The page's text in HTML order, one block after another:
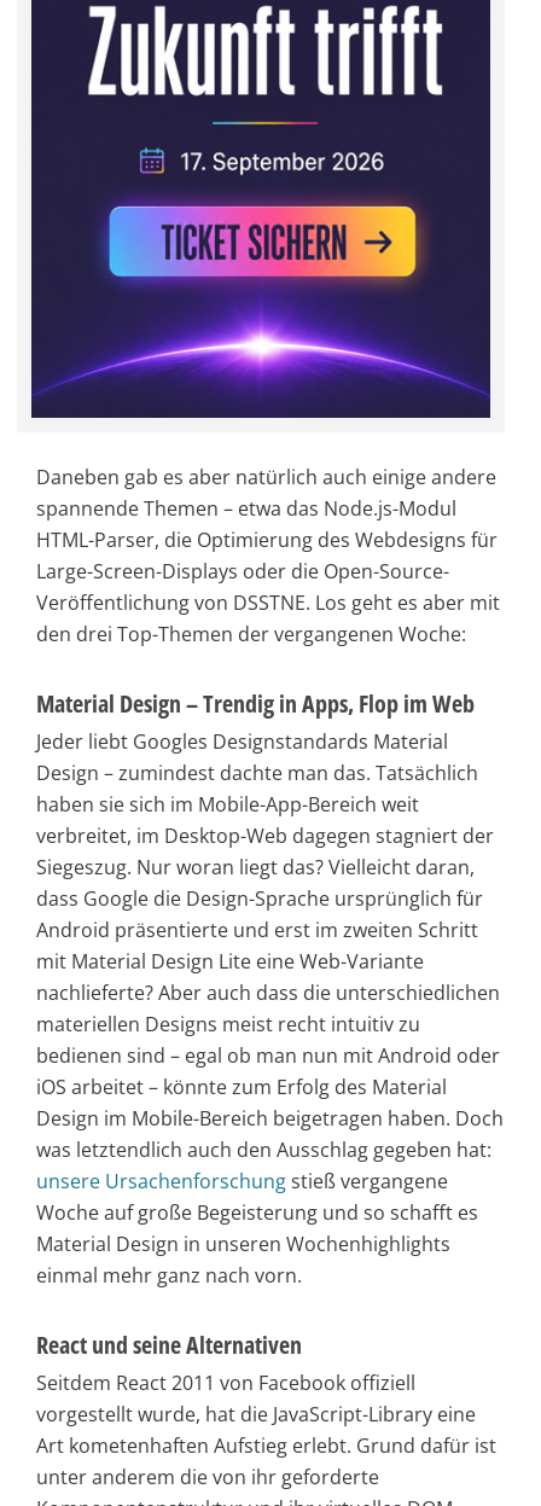
Daneben gab es aber natürlich auch einige andere
spannende Themen – etwa das Node.js-Modul
HTML-Parser, die Optimierung des Webdesigns für
Large-Screen-Displays oder die Open-Source-
Veröffentlichung von DSSTNE. Los geht es aber mit
den drei Top-Themen der vergangenen Woche:
Material Design – Trendig in Apps, Flop im Web
Jeder liebt Googles Designstandards Material
Design – zumindest dachte man das. Tatsächlich
haben sie sich im Mobile-App-Bereich weit
verbreitet, im Desktop-Web dagegen stagniert der
Siegeszug. Nur woran liegt das? Vielleicht daran,
dass Google die Design-Sprache ursprünglich für
Android präsentierte und erst im zweiten Schritt
mit Material Design Lite eine Web-Variante
nachlieferte? Aber auch dass die unterschiedlichen
materiellen Designs meist recht intuitiv zu
bedienen sind – egal ob man nun mit Android oder
iOS arbeitet – könnte zum Erfolg des Material
Design im Mobile-Bereich beigetragen haben. Doch
was letztendlich auch den Ausschlag gegeben hat:
unsere Ursachenforschungstieß vergangene
Woche auf große Begeisterung und so schafft es
Material Design in unseren Wochenhighlights
einmal mehr ganz nach vorn.
React und seine Alternativen
Seitdem React 2011 von Facebook offiziell
vorgestellt wurde, hat die JavaScript-Library eine
Art kometenhaften Aufstieg erlebt. Grund dafür ist
unter anderem die von ihr geforderte